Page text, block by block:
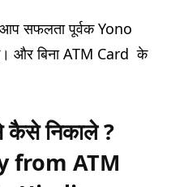
सफलता पूर्वक Yono
और बिना ATM Card के
निकाले ?
from ATM